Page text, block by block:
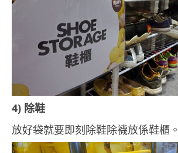
4) 除鞋
放好袋就要即刻除鞋除襪放係鞋櫃。